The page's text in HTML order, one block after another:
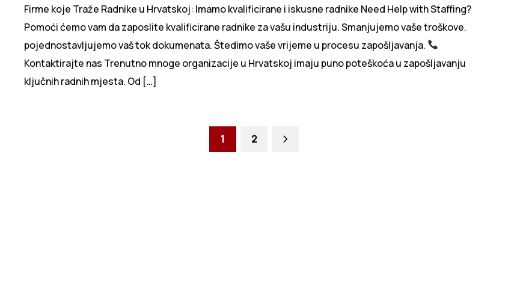
Firme koje Traže Radnike u Hrvatskoj: Imamo kvalificirane i iskusne radnike Need Help with Staffing?
Pomoći ćemo vam da zaposlite kvalificirane radnike za vašu industriju. Smanjujemo vaše troškove.
pojednostavljujemo vaš tok dokumenata. Štedimo vaše vrijeme u procesu zapošljavanja.
Kontaktirajte nas Trenutno mnoge organizacije u Hrvatskoj imaju puno poteškoća u zapošljavanju
ključnih radnih mjesta. Od […]
Next